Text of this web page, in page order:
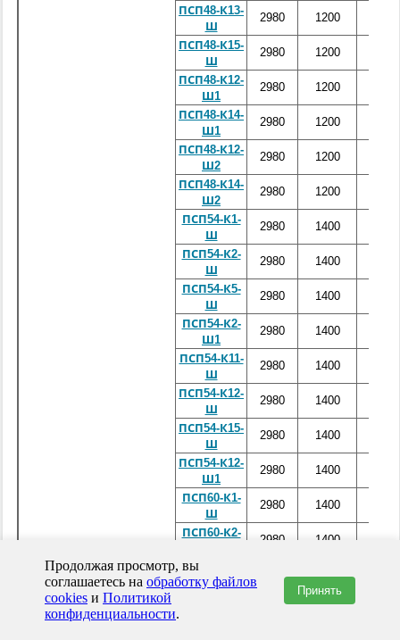
ПСП48-К13-
Ш
2980 1200
ПСП48-К15-
Ш
2980 1200
ПСП48-К12-
Ш1
2980 1200
ПСП48-К14-
Ш1
2980 1200
ПСП48-К12-
Ш2
2980 1200
ПСП48-К14-
Ш2
2980 1200
ПСП54-К1-
Ш
2980 1400
ПСП54-К2-
Ш
2980 1400
ПСП54-К5-
Ш
2980 1400
ПСП54-К2-
Ш1
2980 1400
ПСП54-К11-
Ш
2980 1400
ПСП54-К12-
Ш
2980 1400
ПСП54-К15-
Ш
2980 1400
ПСП54-К12-
Ш1
2980 1400
ПСП60-К1-
Ш
2980 1400
ПСП60-К2-
2980 1400
ПСП60-К2-
Ш1
2980 1400
Продолжая просмотр, вы
соглашаетесь на обработку файлов
cookies и Политикой
конфиденциальности.
Принять